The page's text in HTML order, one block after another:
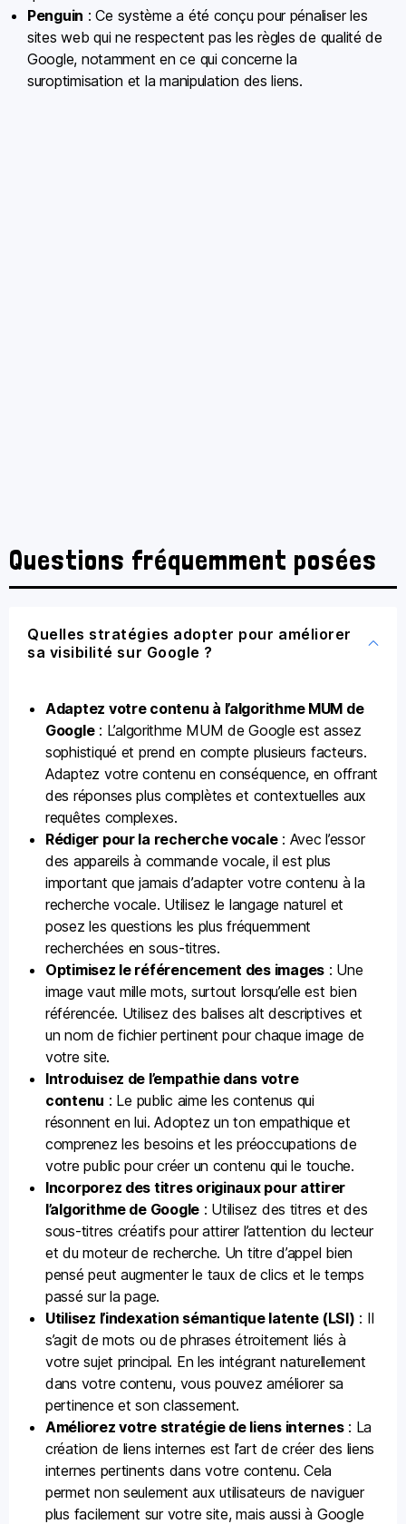
Penguin : Ce système a été conçu pour pénaliser les
sites web qui ne respectent pas les règles de qualité de
Google, notamment en ce qui concerne la
suroptimisation et la manipulation des liens.
Questions fréquemment posées
Quelles stratégies adopter pour améliorer
sa visibilité sur Google ?
Adaptez votre contenu à l’algorithme MUM de
Google: L’algorithme MUM de Google est assez
sophistiqué et prend en compte plusieurs facteurs.
Adaptez votre contenu en conséquence, en offrant
des réponses plus complètes et contextuelles aux
requêtes complexes.
Rédiger pour la recherche vocale: Avec l’essor
des appareils à commande vocale, il est plus
important que jamais d’adapter votre contenu à la
recherche vocale. Utilisez le langage naturel et
posez les questions les plus fréquemment
recherchées en sous-titres.
Optimisez le référencement des images : Une
image vaut mille mots, surtout lorsqu’elle est bien
référencée. Utilisez des balises alt descriptives et
un nom de fichier pertinent pour chaque image de
votre site.
Introduisez de l’empathie dans votre
contenu : Le public aime les contenus qui
résonnent en lui. Adoptez un ton empathique et
comprenez les besoins et les préoccupations de
votre public pour créer un contenu qui le touche.
Incorporez des titres originaux pour attirer
l’algorithme de Google : Utilisez des titres et des
sous-titres créatifs pour attirer l’attention du lecteur
et du moteur de recherche. Un titre d’appel bien
pensé peut augmenter le taux de clics et le temps
passé sur la page.
Utilisez l’indexation sémantique latente (LSI) : Il
s’agit de mots ou de phrases étroitement liés à
votre sujet principal. En les intégrant naturellement
dans votre contenu, vous pouvez améliorer sa
pertinence et son classement.
Améliorez votre stratégie de liens internes: La
création de liens internes est l’art de créer des liens
internes pertinents dans votre contenu. Cela
permet non seulement aux utilisateurs de naviguer
plus facilement sur votre site, mais aussi à Google